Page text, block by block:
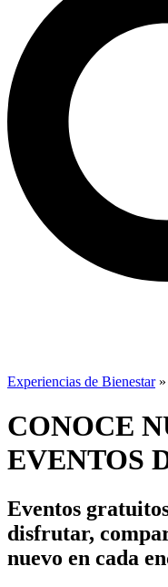
Experiencias de Bienestar»
CONOCE
EVENTOS
Eventos
disfrutar,
nuevo en cada